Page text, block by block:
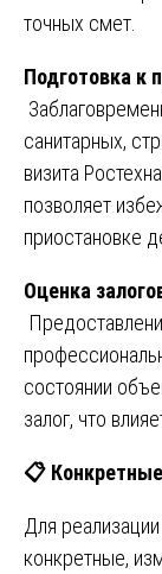
точных смет.
Подготовка к
санитарных,
визита
позволяет
приостановке
Оценка
состоянии
залог, что
📋
Для
конкретные,